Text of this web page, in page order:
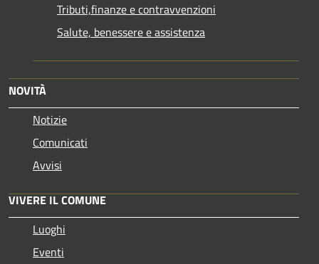
Tributi,finanze e contravvenzioni
Salute, benessere e assistenza
NOVITÀ
Notizie
Comunicati
Avvisi
VIVERE IL COMUNE
Luoghi
Eventi